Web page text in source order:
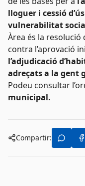
lloguer i cessió
vulnerabilitat
Àrea és la
contra l’aprovació
l’adjudicació
adreçats a la gent
Podeu consultar
municipal.
Compartir: